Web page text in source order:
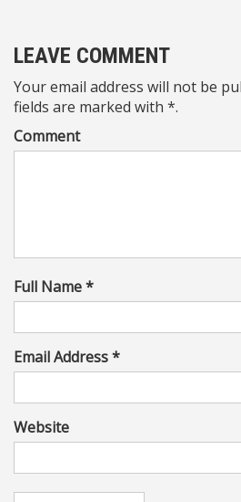
LEAVE COMMENT
Your email address will not be
fields are marked with *.
Comment
Full Name *
Email Address *
Website